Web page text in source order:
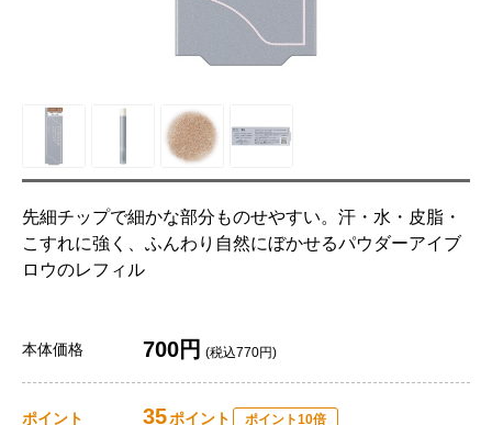
先細チップで細かな部分ものせやすい。汗・水・皮脂・
こすれに強く、ふんわり自然にぼかせるパウダーアイブ
ロウのレフィル
本体価格 700円 (税込770円)
ポイント 35ポイント ポイント10倍